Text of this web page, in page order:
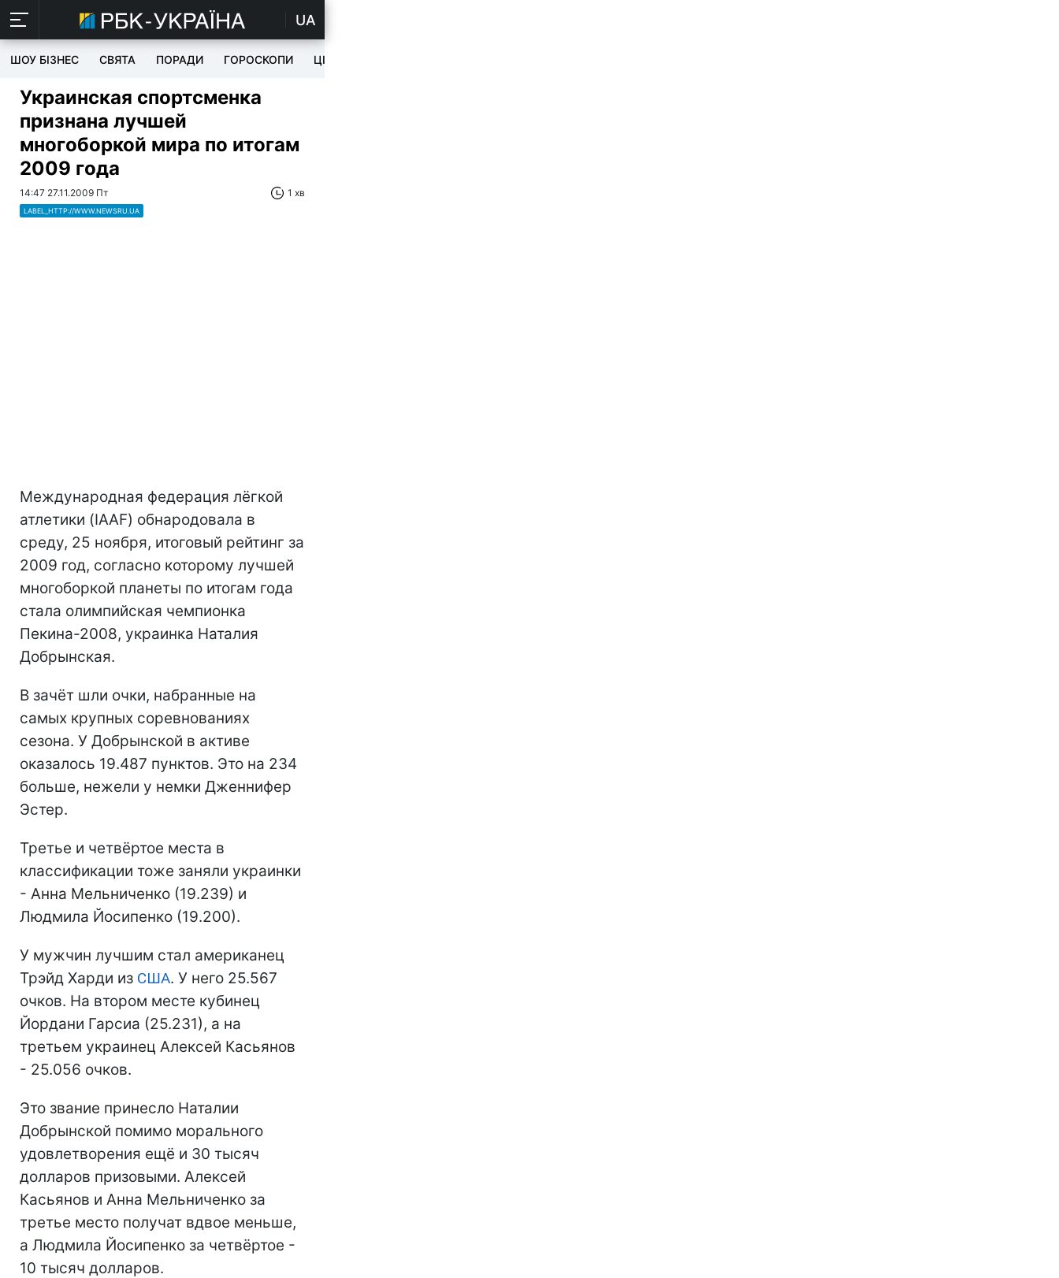
UA
ШОУ БІЗНЕС СВЯТА ПОРАДИ ГОРОСКОПИ ЦІКАВЕ
Украинская спортсменка
признана лучшей
многоборкой мира по итогам
2009 года
14:47 27.11.2009 Пт 1 хв
LABEL_HTTP://WWW.NEWSRU.UA
Международная федерация лёгкой
атлетики (IAAF) обнародовала в
среду, 25 ноября, итоговый рейтинг за
2009 год, согласно которому лучшей
многоборкой планеты по итогам года
стала олимпийская чемпионка
Пекина-2008, украинка Наталия
Добрынская.
В зачёт шли очки, набранные на
самых крупных соревнованиях
сезона. У Добрынской в активе
оказалось 19.487 пунктов. Это на 234
больше, нежели у немки Дженнифер
Эстер.
Третье и четвёртое места в
классификации тоже заняли украинки
- Анна Мельниченко (19.239) и
Людмила Йосипенко (19.200).
У мужчин лучшим стал американец
Трэйд Харди из США. У него 25.567
очков. На втором месте кубинец
Йордани Гарсиа (25.231), а на
третьем украинец Алексей Касьянов
- 25.056 очков.
Это звание принесло Наталии
Добрынской помимо морального
удовлетворения ещё и 30 тысяч
долларов призовыми. Алексей
Касьянов и Анна Мельниченко за
третье место получат вдвое меньше,
а Людмила Йосипенко за четвёртое -
10 тысяч долларов.